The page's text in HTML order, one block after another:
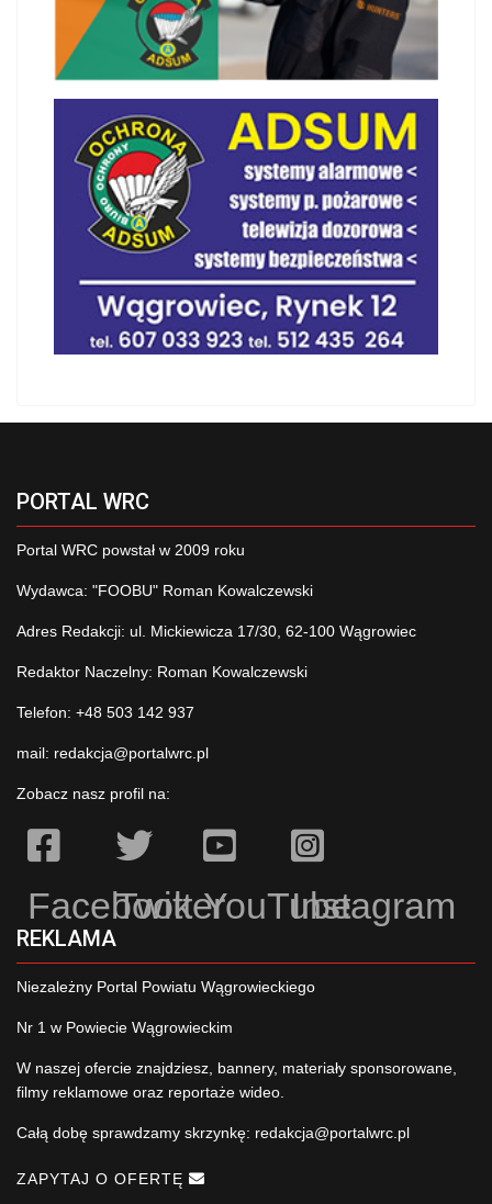
PORTAL WRC
Portal WRC powstał w 2009 roku
Wydawca: "FOOBU" Roman Kowalczewski
Adres Redakcji: ul. Mickiewicza 17/30, 62-100 Wągrowiec
Redaktor Naczelny: Roman Kowalczewski
Telefon: +48 503 142 937
mail: redakcja@portalwrc.pl
Zobacz nasz profil na:
Facebook
TwitterYouTubeInstagram
REKLAMA
Niezależny Portal Powiatu Wągrowieckiego
Nr 1 w Powiecie Wągrowieckim
W naszej ofercie znajdziesz, bannery, materiały sponsorowane,
filmy reklamowe oraz reportaże wideo.
Całą dobę sprawdzamy skrzynkę: redakcja@portalwrc.pl
ZAPYTAJ O OFERTĘ